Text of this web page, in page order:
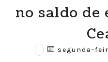
no saldo de
segunda-